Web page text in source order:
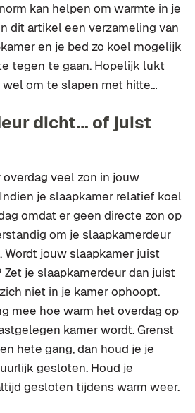
kan helpen om warmte in je
dit artikel een verzameling van
en je bed zo koel mogelijk
tegen te gaan. Hopelijk lukt
om te slapen met hitte…
dicht… of juist
veel zon in jouw
je slaapkamer relatief koel
omdat er geen directe zon op
om je slaapkamerdeur
jouw slaapkamer juist
je slaapkamerdeur dan juist
niet in je kamer ophoopt.
mee hoe warm het overdag op
kamer wordt. Grenst
hete gang, dan houd je je
gesloten. Houd je
gesloten tijdens warm weer.